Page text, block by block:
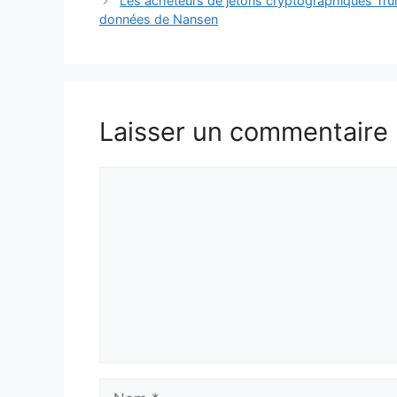
données de Nansen
Laisser un commentaire
Nom